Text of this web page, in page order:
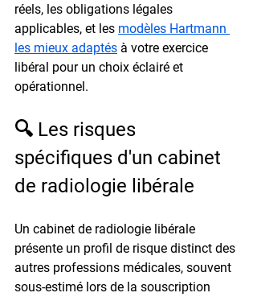
réels, les obligations légales
applicables, et les modèles Hartmann
les mieux adaptés à votre exercice
libéral pour un choix éclairé et
opérationnel.
🔍 Les risques
spécifiques d'un cabinet
de radiologie libérale
Un cabinet de radiologie libérale
présente un profil de risque distinct des
autres professions médicales, souvent
sous-estimé lors de la souscription